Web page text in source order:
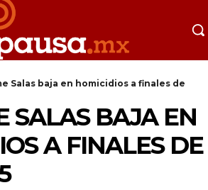
Salas baja en homicidios a finales de
SALAS BAJA EN
A FINALES DE